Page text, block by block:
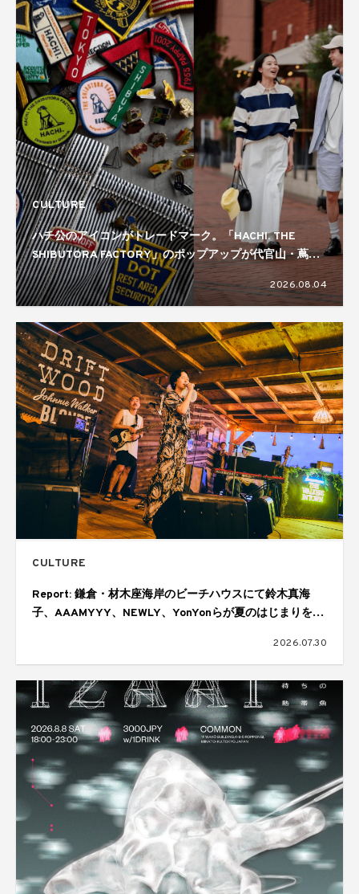
CULTURE
ハチ公のアイコンがトレードマーク。「HACHI. THE
SHIBUTORA FACTORY」のポップアップが代官山・蔦屋
書店で開催中
2026.08.04
CULTURE
Report: 鎌倉・材木座海岸のビーチハウスにて鈴木真海
子、AAAMYYY、NEWLY、YonYonらが夏のはじまりを幻
2026.07.30